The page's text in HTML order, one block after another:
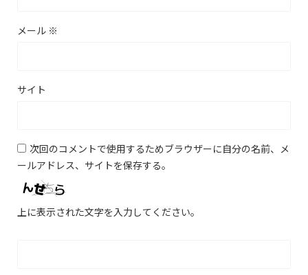
メール ※
サイト
次回のコメントで使用するためブラウザーに自分の名前、メ
ールアドレス、サイトを保存する。
上に表示された文字を入力してください。